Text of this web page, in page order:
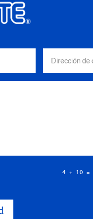
4 + 10 =